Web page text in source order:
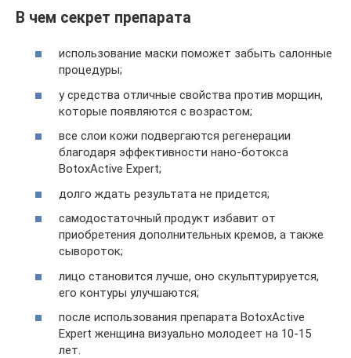
В чем секрет препарата
использование маски поможет забыть салонные
процедуры;
у средства отличные свойства против морщин,
которые появляются с возрастом;
все слои кожи подвергаются регенерации
благодаря эффективности нано-ботокса
BotoxActive Expert;
долго ждать результата не придется;
самодостаточный продукт избавит от
приобретения дополнительных кремов, а также
сывороток;
лицо становится лучше, оно скульптурируется,
его контуры улучшаются;
после использования препарата BotoxActive
Expert женщина визуально молодеет на 10-15
лет.